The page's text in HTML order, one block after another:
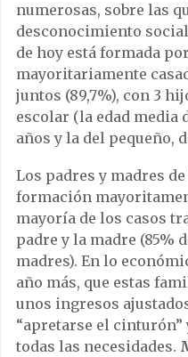
numerosas, sobre las
desconocimiento
de hoy está formada
mayoritariamente
juntos (89,7%), con 3
escolar (la edad media
años y la del pequeño,
Los padres y madres
formación
mayoría de los casos
padre y la madre (85%
madres). En lo
año más, que estas
unos ingresos
“apretarse el
todas las necesidades.